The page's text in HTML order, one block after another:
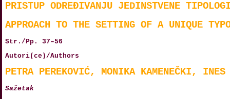
PRISTUP ODREĐIVANJU JEDINSTVENE
APPROACH TO THE SETTING OF A UNIQUE
Str./Pp. 37–56
Autori(ce)/Authors
PETRA PEREKOVIĆ, MONIKA KAMENEČKI,
Sažetak